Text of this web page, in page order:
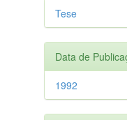
Tese
Data de
1992